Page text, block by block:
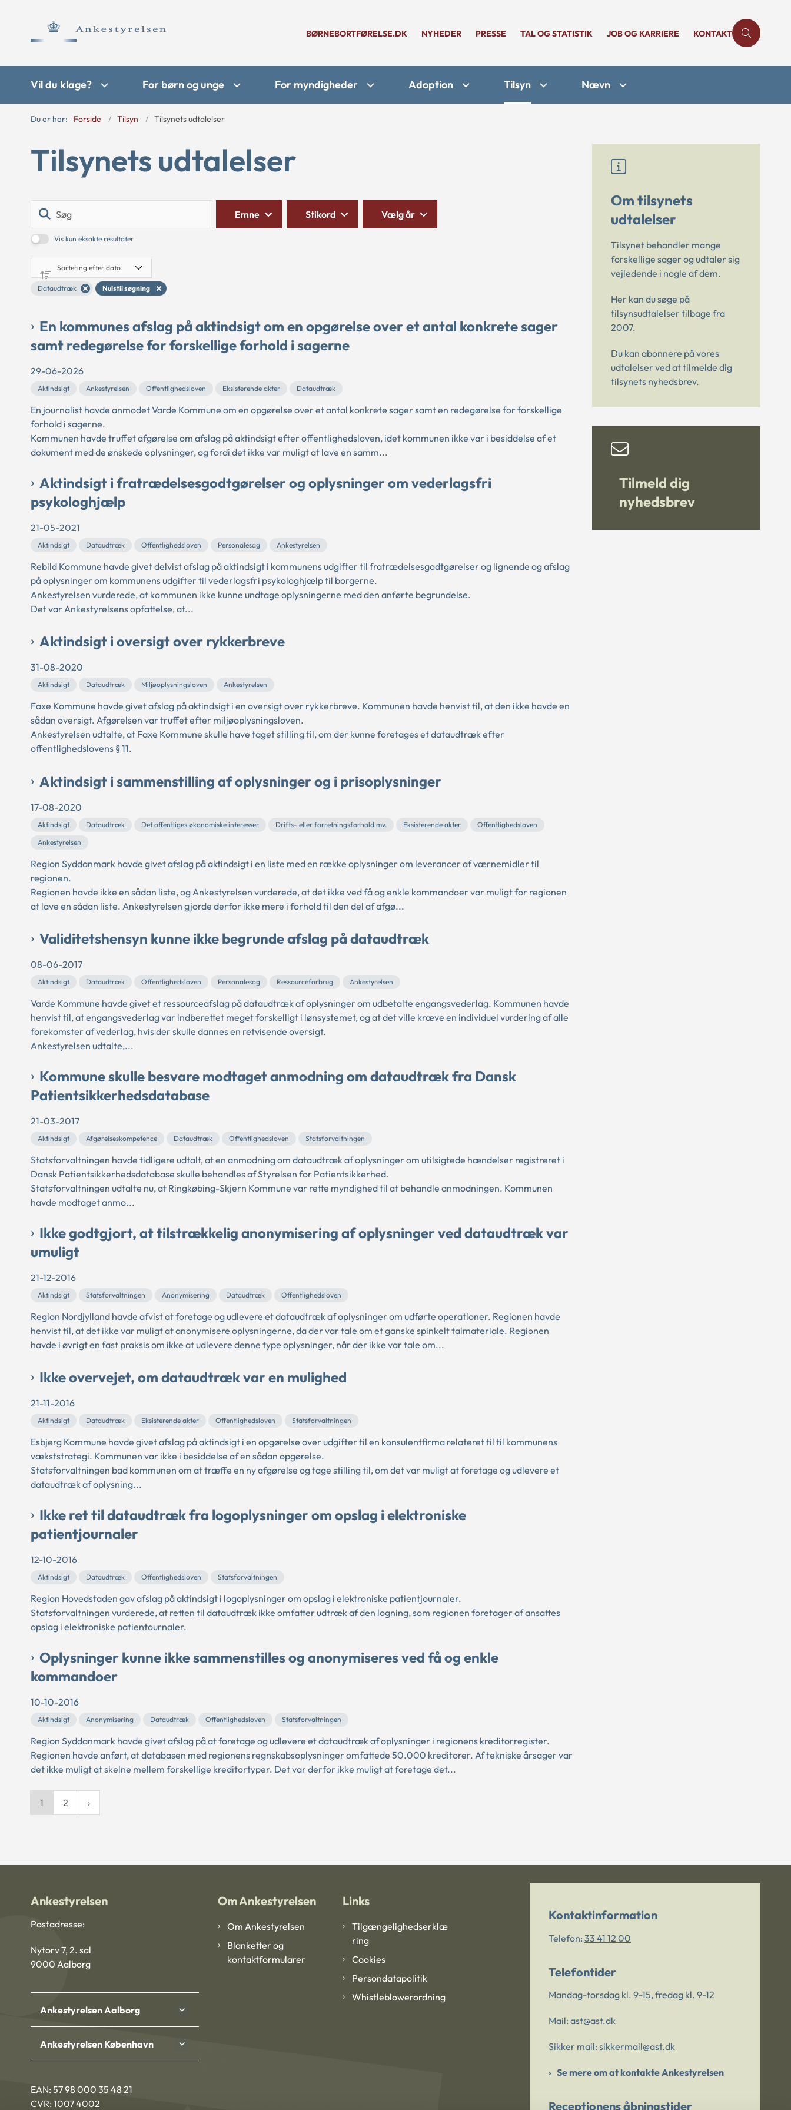
BØRNEBORTFØRELSE.DK NYHEDER PRESSE TAL OG STATISTIK JOB OG KARRIERE KONTAKT
Vil du klage? For børn og unge For myndigheder Adoption Tilsyn Nævn
Du er her: Forside Tilsyn Tilsynets udtalelser
Tilsynets udtalelser
Vis kun eksakte resultater
Emne Stikord Vælg år
Dataudtræk Nulstil søgning
En kommunes afslag på aktindsigt om en opgørelse over et antal konkrete sager
samt redegørelse for forskellige forhold i sagerne
29-06-2026
Aktindsigt Ankestyrelsen Offentlighedsloven Eksisterende akter Dataudtræk
En journalist havde anmodet Varde Kommune om en opgørelse over et antal konkrete sager samt en redegørelse for forskellige
forhold i sagerne.
Kommunen havde truffet afgørelse om afslag på aktindsigt efter offentlighedsloven, idet kommunen ikke var i besiddelse af et
dokument med de ønskede oplysninger, og fordi det ikke var muligt at lave en samm...
Aktindsigt i fratrædelsesgodtgørelser og oplysninger om vederlagsfri
psykologhjælp
21-05-2021
Aktindsigt Dataudtræk Offentlighedsloven Personalesag Ankestyrelsen
Rebild Kommune havde givet delvist afslag på aktindsigt i kommunens udgifter til fratrædelsesgodtgørelser og lignende og afslag
på oplysninger om kommunens udgifter til vederlagsfri psykologhjælp til borgerne.
Ankestyrelsen vurderede, at kommunen ikke kunne undtage oplysningerne med den anførte begrundelse.
Det var Ankestyrelsens opfattelse, at...
Aktindsigt i oversigt over rykkerbreve
31-08-2020
Aktindsigt Dataudtræk Miljøoplysningsloven Ankestyrelsen
Faxe Kommune havde givet afslag på aktindsigt i en oversigt over rykkerbreve. Kommunen havde henvist til, at den ikke havde en
sådan oversigt. Afgørelsen var truffet efter miljøoplysningsloven.
Ankestyrelsen udtalte, at Faxe Kommune skulle have taget stilling til, om der kunne foretages et dataudtræk efter
offentlighedslovens § 11.
Aktindsigt i sammenstilling af oplysninger og i prisoplysninger
17-08-2020
Aktindsigt Dataudtræk Det offentliges økonomiske interesser Drifts- eller forretningsforhold mv. Eksisterende akter
Offentlighedsloven
Ankestyrelsen
Region Syddanmark havde givet afslag på aktindsigt i en liste med en række oplysninger om leverancer af værnemidler til
regionen.
Regionen havde ikke en sådan liste, og Ankestyrelsen vurderede, at det ikke ved få og enkle kommandoer var muligt for regionen
at lave en sådan liste. Ankestyrelsen gjorde derfor ikke mere i forhold til den del af afgø...
Validitetshensyn kunne ikke begrunde afslag på dataudtræk
08-06-2017
Aktindsigt Dataudtræk Offentlighedsloven Personalesag Ressourceforbrug Ankestyrelsen
Varde Kommune havde givet et ressourceafslag på dataudtræk af oplysninger om udbetalte engangsvederlag. Kommunen havde
henvist til, at engangsvederlag var indberettet meget forskelligt i lønsystemet, og at det ville kræve en individuel vurdering af alle
forekomster af vederlag, hvis der skulle dannes en retvisende oversigt.
Ankestyrelsen udtalte,...
Kommune skulle besvare modtaget anmodning om dataudtræk fra Dansk
Patientsikkerhedsdatabase
21-03-2017
Aktindsigt Afgørelseskompetence Dataudtræk Offentlighedsloven Statsforvaltningen
Statsforvaltningen havde tidligere udtalt, at en anmodning om dataudtræk af oplysninger om utilsigtede hændelser registreret i
Dansk Patientsikkerhedsdatabase skulle behandles af Styrelsen for Patientsikkerhed.
Statsforvaltningen udtalte nu, at Ringkøbing-Skjern Kommune var rette myndighed til at behandle anmodningen. Kommunen
havde modtaget anmo...
Ikke godtgjort, at tilstrækkelig anonymisering af oplysninger ved dataudtræk var
umuligt
21-12-2016
Aktindsigt Statsforvaltningen Anonymisering Dataudtræk Offentlighedsloven
Region Nordjylland havde afvist at foretage og udlevere et dataudtræk af oplysninger om udførte operationer. Regionen havde
henvist til, at det ikke var muligt at anonymisere oplysningerne, da der var tale om et ganske spinkelt talmateriale. Regionen
havde i øvrigt en fast praksis om ikke at udlevere denne type oplysninger, når der ikke var tale om...
Ikke overvejet, om dataudtræk var en mulighed
21-11-2016
Aktindsigt Dataudtræk Eksisterende akter Offentlighedsloven Statsforvaltningen
Esbjerg Kommune havde givet afslag på aktindsigt i en opgørelse over udgifter til en konsulentfirma relateret til til kommunens
vækststrategi. Kommunen var ikke i besiddelse af en sådan opgørelse.
Statsforvaltningen bad kommunen om at træffe en ny afgørelse og tage stilling til, om det var muligt at foretage og udlevere et
dataudtræk af oplysning...
Ikke ret til dataudtræk fra logoplysninger om opslag i elektroniske
patientjournaler
12-10-2016
Aktindsigt Dataudtræk Offentlighedsloven Statsforvaltningen
Region Hovedstaden gav afslag på aktindsigt i logoplysninger om opslag i elektroniske patientjournaler.
Statsforvaltningen vurderede, at retten til dataudtræk ikke omfatter udtræk af den logning, som regionen foretager af ansattes
opslag i elektroniske patientournaler.
Oplysninger kunne ikke sammenstilles og anonymiseres ved få og enkle
kommandoer
10-10-2016
Aktindsigt Anonymisering Dataudtræk Offentlighedsloven Statsforvaltningen
Region Syddanmark havde givet afslag på at foretage og udlevere et dataudtræk af oplysninger i regionens kreditorregister.
Regionen havde anført, at databasen med regionens regnskabsoplysninger omfattede 50.000 kreditorer. Af tekniske årsager var
det ikke muligt at skelne mellem forskellige kreditortyper. Det var derfor ikke muligt at foretage det...
1 2
Om tilsynets
udtalelser
Tilsynet behandler mange
forskellige sager og udtaler sig
vejledende i nogle af dem.
Her kan du søge på
tilsynsudtalelser tilbage fra
2007.
Du kan abonnere på vores
udtalelser ved at tilmelde dig
tilsynets nyhedsbrev.
Tilmeld dig
nyhedsbrev
Ankestyrelsen
Postadresse:
Nytorv 7, 2. sal
9000 Aalborg
Ankestyrelsen Aalborg
Ankestyrelsen København
EAN: 57 98 000 35 48 21
CVR: 1007 4002
Om Ankestyrelsen
Om Ankestyrelsen
Blanketter og
kontaktformularer
Links
Tilgængelighedserklæ
ring
Cookies
Persondatapolitik
Whistleblowerordning
Kontaktinformation
Telefon: 33 41 12 00
Telefontider
Mandag-torsdag kl. 9-15, fredag kl. 9-12
Mail: ast@ast.dk
Sikker mail: sikkermail@ast.dk
Se mere om at kontakte Ankestyrelsen
Receptionens åbningstider